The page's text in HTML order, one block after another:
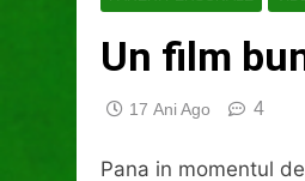
Un film
17 Ani Ago 4
Pana in momentul